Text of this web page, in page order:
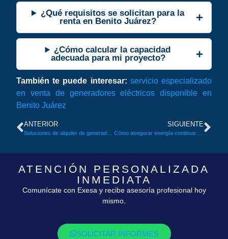
¿Qué requisitos se solicitan para la
renta en Benito Juárez?
¿Cómo calcular la capacidad
adecuada para mi proyecto?
También te puede interesar: servicio especializado
en venta de generadores eléctricos disponible en
Benito Juárez
ANTERIOR SIGUIENTE
ATENCIÓN PERSONALIZADA
INMEDIATA
Comunícate con Exesa y recibe asesoría profesional hoy
mismo.
SOLICITAR INFORMES